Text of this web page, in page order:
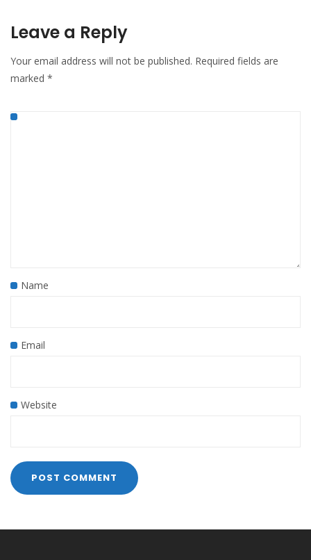
Leave a Reply
Your email address will not be published. Required fields are
marked *
Name
Email
Website